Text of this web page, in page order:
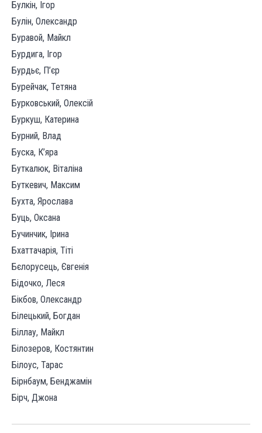
Булкін, Ігор
Булін, Олександр
Буравой, Майкл
Бурдига, Ігор
Бурдьє, П’єр
Бурейчак, Тетяна
Бурковський, Олексій
Буркуш, Катерина
Бурний, Влад
Буска, К’яра
Буткалюк, Віталіна
Буткевич, Максим
Бухта, Ярослава
Буць, Оксана
Бучинчик, Ірина
Бхаттачарія, Тіті
Бєлорусець, Євгенія
Бідочко, Леся
Бікбов, Олександр
Білецький, Богдан
Біллау, Майкл
Білозеров, Костянтин
Білоус, Тарас
Бірнбаум, Бенджамін
Бірч, Джона